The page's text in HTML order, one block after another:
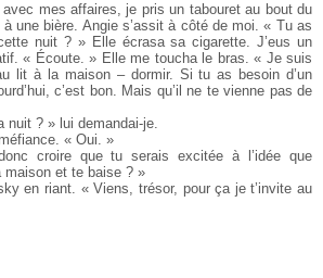
mes affaires, je pris un tabouret au bout du
une bière. Angie s’assit à côté de moi. « Tu as
nuit ? » Elle écrasa sa cigarette. J’eus un
« Écoute. » Elle me toucha le bras. « Je suis
lit à la maison – dormir. Si tu as besoin d’un
c’est bon. Mais qu’il ne te vienne pas de
nuit ? » lui demandai-je.
« Oui. »
croire que tu serais excitée à l’idée que
maison et te baise ? »
en riant. « Viens, trésor, pour ça je t’invite au